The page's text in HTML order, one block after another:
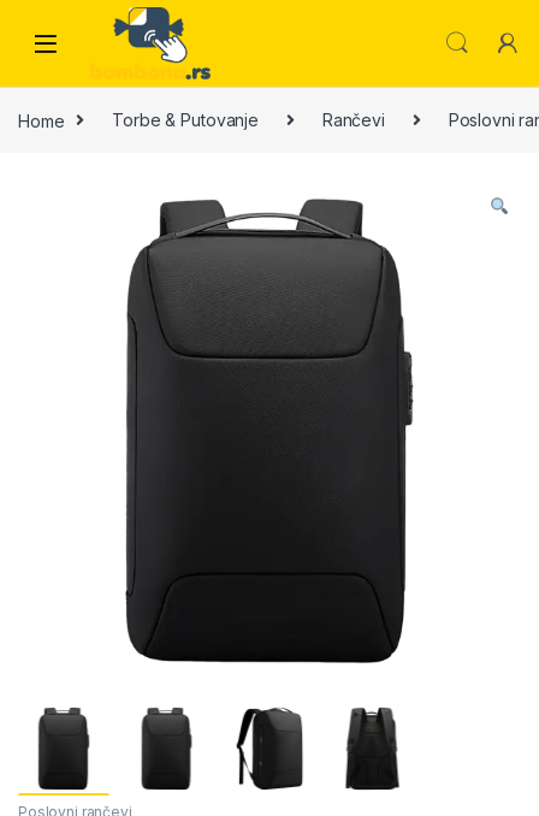
Skip to navigation
Home Torbe & Putovanje Rančevi Poslovni
Poslovni rančevi